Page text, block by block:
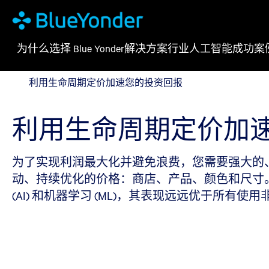
利用生命周期定价加速您的投资回报
为什么选择 Blue Yonder解决方案行业人工智能成功案
利用生命周期定价加速您的投资回报
利用生命周期定价加
为了实现利润最大化并避免浪费，您需要强大
动、持续优化的价格：商店、产品、颜色和尺寸
(AI) 和机器学习 (ML)，其表现远远优于所有使